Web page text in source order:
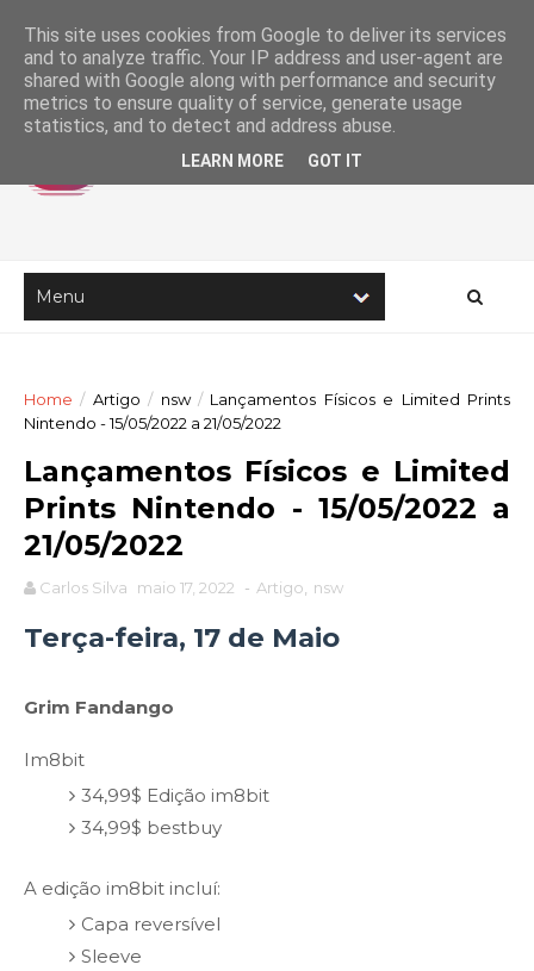
Home / Artigo / nsw / Lançamentos Físicos e Limited Prints
Nintendo - 15/05/2022 a 21/05/2022
Lançamentos Físicos e Limited
Prints Nintendo - 15/05/2022 a
21/05/2022
Carlos Silva maio 17, 2022 - Artigo nsw
Terça-feira, 17 de Maio
Grim Fandango
Im8bit
34,99$ Edição im8bit
34,99$ bestbuy
A edição im8bit incluí:
Capa reversível
Sleeve
This site uses cookies from Google to deliver its services
and to analyze traffic. Your IP address and user-agent are
shared with Google along with performance and security
metrics to ensure quality of service, generate usage
statistics, and to detect and address abuse.
LEARN MORE GOT IT